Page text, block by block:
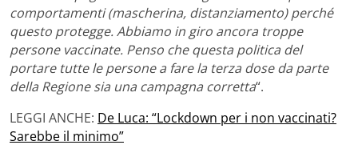
comportamenti (mascherina, distanziamento) perché
questo protegge. Abbiamo in giro ancora troppe
persone vaccinate. Penso che questa politica del
portare tutte le persone a fare la terza dose da parte
della Regione sia una campagna corretta“.
LEGGI ANCHE: De Luca: “Lockdown per i non vaccinati?
Sarebbe il minimo”